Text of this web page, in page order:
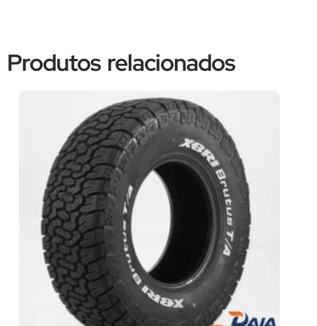
Produtos relacionados